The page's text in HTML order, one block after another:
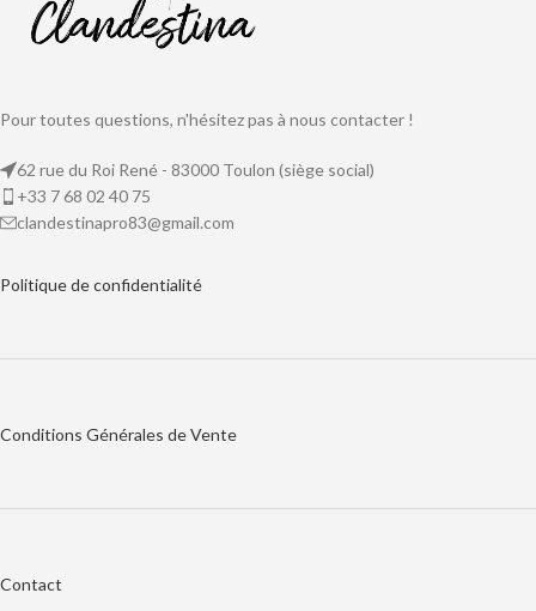
Pour toutes questions, n'hésitez pas à nous contacter !
62 rue du Roi René - 83000 Toulon (siège social)
+33 7 68 02 40 75
clandestinapro83@gmail.com
Politique deconfidentialité
Conditions Générales de Vente
Contact